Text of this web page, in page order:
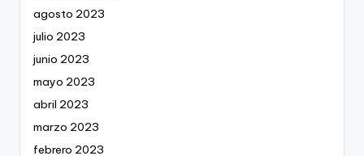
agosto 2023
julio 2023
junio 2023
mayo 2023
abril 2023
marzo 2023
febrero 2023